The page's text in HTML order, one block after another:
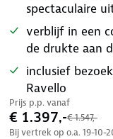
spectaculaire
verblijf in een
de drukte aan
inclusief
Ravello
Prijs p.p. vanaf
€ 1.397,-€ 1.547,-
Bij vertrek op o.a. 19-10-